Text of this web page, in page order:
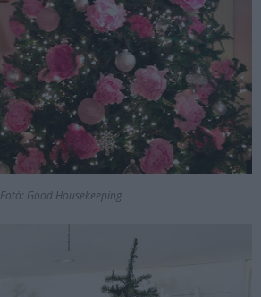
Fotó: Good Housekeeping